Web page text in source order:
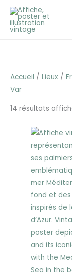
Aller
contenu
Accueil /Lieux /
Var
14 résultats